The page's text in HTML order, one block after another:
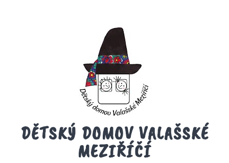
DĚTSKÝ DOMOV VALAŠSKÉ
MEZIŘÍČÍ